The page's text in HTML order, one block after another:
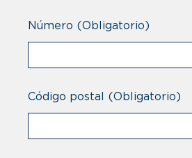
Número (Obligatorio)
Código postal (Obligatorio)